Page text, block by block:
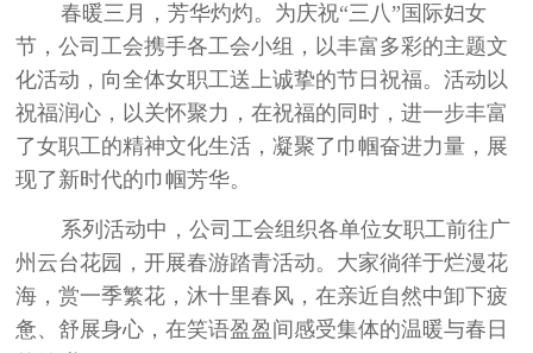
春暖三月，芳华灼灼。为庆祝“三八” 国际妇女
节，公司工会携手各工会小组，以丰富多彩的主题文
化活动，向全体女职工送上诚挚的节日祝福。活动以
祝福润心，以关怀聚力，在祝福的同时，进一步丰富
了女职工的精神文化生活，凝聚了巾帼奋进力量，展
现了新时代的巾帼芳华。
系列活动中，公司工会组织各单位女职工前往广
州云台花园，开展春游踏青活动。大家徜徉于烂漫花
海，赏一季繁花，沐十里春风，在亲近自然中卸下疲
惫、舒展身心，在笑语盈盈间感受集体的温暖与春日